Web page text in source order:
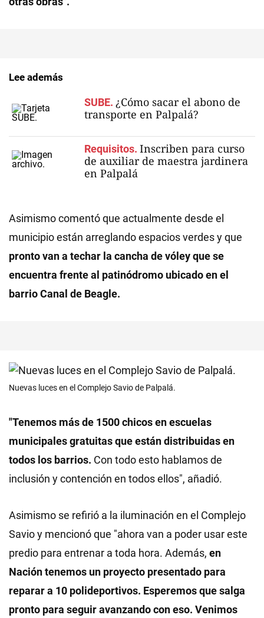
Lee además
SUBE. ¿Cómo sacar el abono de
transporte en Palpalá?
Requisitos. Inscriben para curso
de auxiliar de maestra jardinera
en Palpalá
Asimismo comentó que actualmente desde el
municipio están arreglando espacios verdes y que
pronto van a techar la cancha de vóley que se
encuentra frente al patinódromo ubicado en el
barrio Canal de Beagle.
Nuevas luces en el Complejo Savio de Palpalá.
"Tenemos más de 1500 chicos en escuelas
municipales gratuitas que están distribuidas en
todos los barrios. Con todo esto hablamos de
inclusión y contención en todos ellos", añadió.
Asimismo se refirió a la iluminación en el Complejo
Savio y mencionó que "ahora van a poder usar este
predio para entrenar a toda hora. Además, en
Nación tenemos un proyecto presentado para
reparar a 10 polideportivos. Esperemos que salga
pronto para seguir avanzando con eso. Venimos